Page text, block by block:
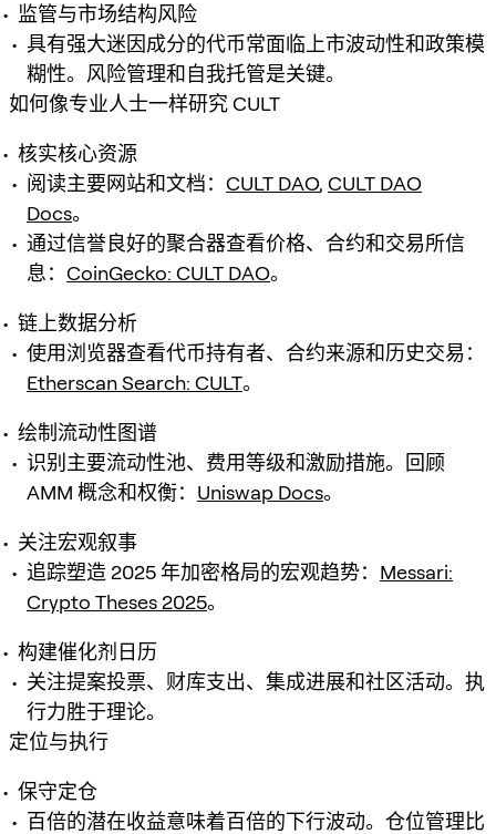
监管与市场结构风险
具有强大迷因成分的代币常面临上市波动性和政策模
糊性。风险管理和自我托管是关键。
如何像专业人士一样研究 CULT
核实核心资源
阅读主要网站和文档： CULT DAO, CULT DAO
Docs。
通过信誉良好的聚合器查看价格、合约和交易所信
息： CoinGecko: CULT DAO。
链上数据分析
使用浏览器查看代币持有者、合约来源和历史交易：
Etherscan Search: CULT。
绘制流动性图谱
识别主要流动性池、费用等级和激励措施。回顾
AMM 概念和权衡： Uniswap Docs。
关注宏观叙事
追踪塑造 2025 年加密格局的宏观趋势： Messari:
Crypto Theses 2025。
构建催化剂日历
关注提案投票、财库支出、集成进展和社区活动。执
行力胜于理论。
定位与执行
保守定仓
百倍的潜在收益意味着百倍的下行波动。仓位管理比